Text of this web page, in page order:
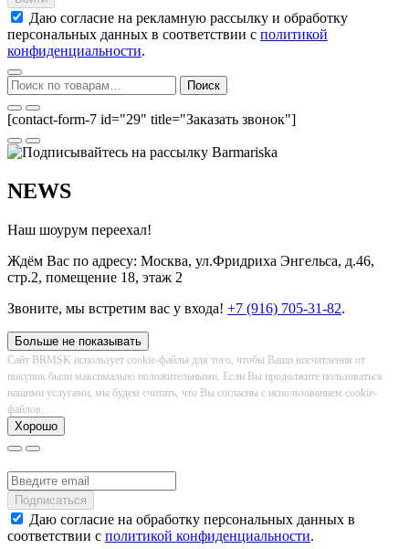
Даю согласие на рекламную рассылку и обработку
персональных данных в соответствии с политикой
конфиденциальности.
Искать: Поиск
[contact-form-7 id="29" title="Заказать звонок"]
NEWS
Наш шоурум переехал!
Ждём Вас по адресу: Москва, ул.Фридриха Энгельса, д.46,
стр.2, помещение 18, этаж 2
Звоните, мы встретим вас у входа! +7 (916) 705-31-82.
Больше не показывать
Сайт BRMSK использует cookie-файлы для того, чтобы Ваши впечатления от
покупок были максимально положительными. Если Вы продолжите пользоваться
нашими услугами, мы будем считать, что Вы согласны с использованием cookie-
файлов.
Хорошо
Даю согласие на обработку персональных данных в
соответствии с политикой конфиденциальности.